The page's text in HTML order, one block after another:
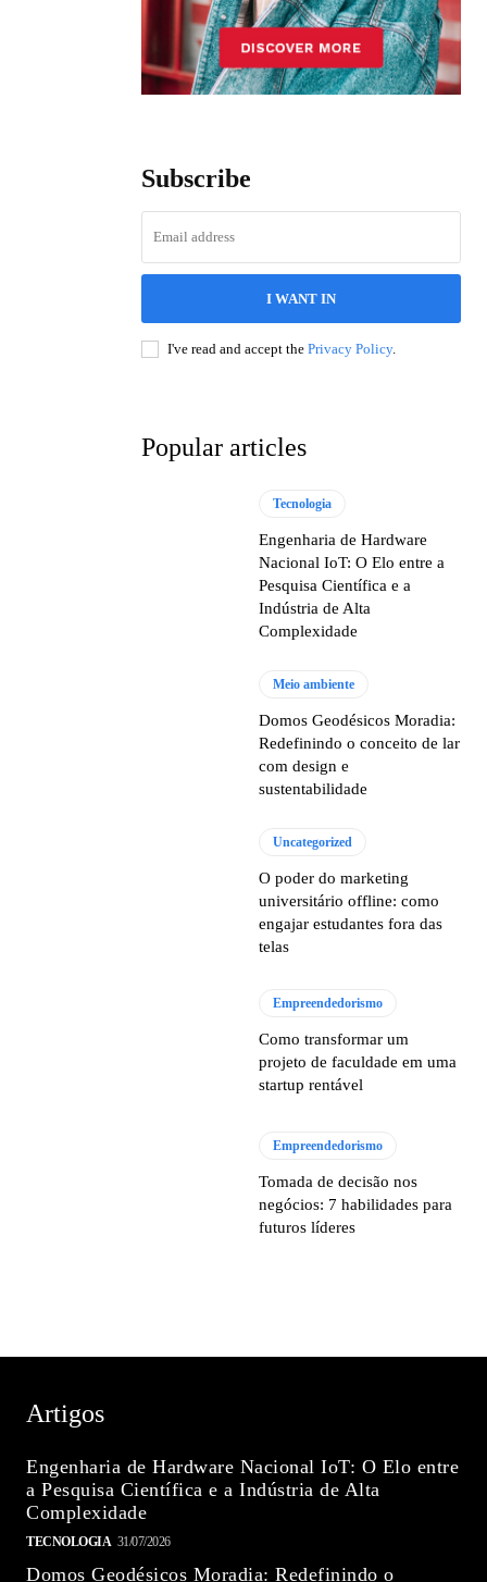
Subscribe
I WANT IN
I've read and accept the Privacy Policy.
Popular articles
Tecnologia
Engenharia de Hardware
Nacional IoT: O Elo entre a
Pesquisa Científica e a
Indústria de Alta
Complexidade
Meio ambiente
Domos Geodésicos Moradia:
Redefinindo o conceito de lar
com design e
sustentabilidade
Uncategorized
O poder do marketing
universitário offline: como
engajar estudantes fora das
telas
Empreendedorismo
Como transformar um
projeto de faculdade em uma
startup rentável
Empreendedorismo
Tomada de decisão nos
negócios: 7 habilidades para
futuros líderes
Artigos
Engenharia de Hardware Nacional IoT: O Elo entre
a Pesquisa Científica e a Indústria de Alta
Complexidade
TECNOLOGIA 31/07/2026
Domos Geodésicos Moradia: Redefinindo o